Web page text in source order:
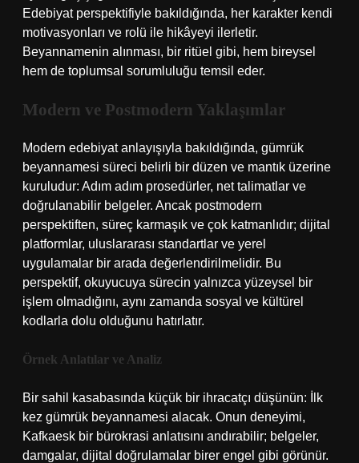
Edebiyat perspektifiyle bakıldığında, her karakter kendi
motivasyonları ve rolü ile hikâyeyi ilerletir.
Beyannamenin alınması, bir ritüel gibi, hem bireysel
hem de toplumsal sorumluluğu temsil eder.
Modern ve Postmodern Yaklaşımlar
Modern edebiyat anlayışıyla bakıldığında, gümrük
beyannamesi süreci belirli bir düzen ve mantık üzerine
kuruludur: Adım adım prosedürler, net talimatlar ve
doğrulanabilir belgeler. Ancak postmodern
perspektiften, süreç karmaşık ve çok katmanlıdır; dijital
platformlar, uluslararası standartlar ve yerel
uygulamalar bir arada değerlendirilmelidir. Bu
perspektif, okuyucuya sürecin yalnızca yüzeysel bir
işlem olmadığını, aynı zamanda sosyal ve kültürel
kodlarla dolu olduğunu hatırlatır.
Örnek Anlatılar ve Analiz
Bir sahil kasabasında küçük bir ihracatçı düşünün: İlk
kez gümrük beyannamesi alacak. Onun deneyimi,
Kafkaesk bir bürokrasi anlatısını andırabilir; belgeler,
damgalar, dijital doğrulamalar birer engel gibi görünür.